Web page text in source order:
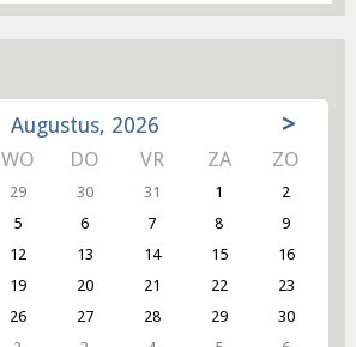
Augustus, 2026 >
WO DO VR ZA ZO
29 30 31 1
2
5 6 7 8
9
12 13 14 15
16
19 20 21 22
23
26 27 28 29
30